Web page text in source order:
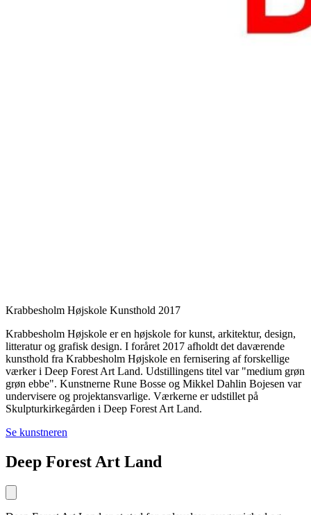
Krabbesholm Højskole Kunsthold 2017
Krabbesholm Højskole er en højskole for kunst, arkitektur, design,
litteratur og grafisk design. I foråret 2017 afholdt det daværende
kunsthold fra Krabbesholm Højskole en fernisering af forskellige
værker i Deep Forest Art Land. Udstillingens titel var "medium grøn
grøn ebbe". Kunstnerne Rune Bosse og Mikkel Dahlin Bojesen var
undervisere og projektansvarlige. Værkerne er udstillet på
Skulpturkirkegården i Deep Forest Art Land.
Se kunstneren
Deep Forest Art Land